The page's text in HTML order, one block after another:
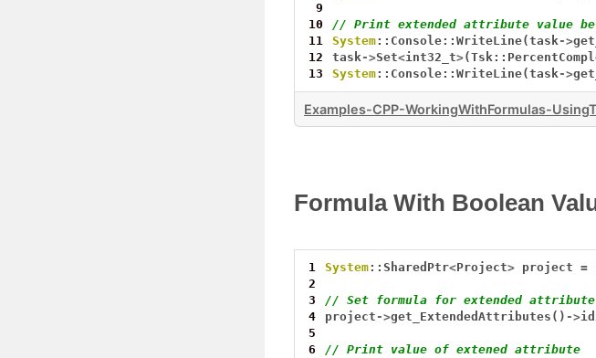
9
10
// Print extended attribute value
11
System::Console::WriteLine(task->
12
task->Set<int32_t>
13
System::Console::WriteLine(task->
Examples-CPP-WorkingWithFormulas-
Formula With Boolean
1 System::SharedPtr<Project> project =
2
3
// Set formula for extended attribute
4
project ->get_ExtendedAttributes() ->
5
6
// Print value of extened attribute